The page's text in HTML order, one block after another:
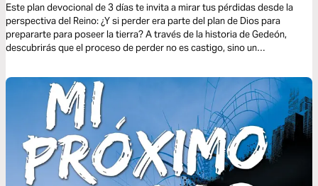
Este plan devocional de 3 días te invita a mirar tus pérdidas desde la
perspectiva del Reino: ¿Y si perder era parte del plan de Dios para
prepararte para poseer la tierra? A través de la historia de Gedeón,
descubrirás que el proceso de perder no es castigo, sino un
corazón.